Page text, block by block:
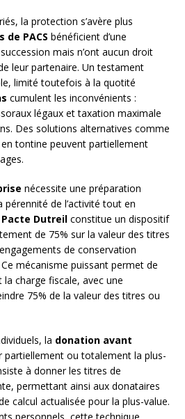
la protection s’avère plus
de PACS bénéficient d’une
mais n’ont aucun droit
leur partenaire. Un testament
limité toutefois à la quotité
cumulent les inconvénients :
légaux et taxation maximale
Des solutions alternatives comme
en tontine peuvent partiellement
nécessite une préparation
de l’activité tout en
Pacte Dutreil constitue un dispositif
de 75% sur la valeur des titres
de conservation
mécanisme puissant permet de
charge fiscale, avec une
75% de la valeur des titres ou
la donation avant
partiellement ou totalement la plus-
à donner les titres de
permettant ainsi aux donataires
calcul actualisée pour la plus-value.